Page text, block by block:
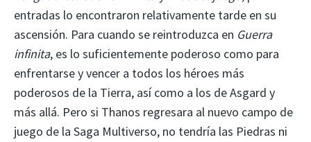
entradas lo encontraron relativamente tarde en su
ascensión. Para cuando se reintroduzca en Guerra
infinita, es lo suficientemente poderoso como para
enfrentarse y vencer a todos los héroes más
poderosos de la Tierra, así como a los de Asgard y
más allá. Pero si Thanos regresara al nuevo campo de
juego de la Saga Multiverso, no tendría las Piedras ni